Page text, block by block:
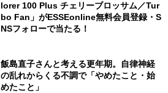
lorer 100 Plus チェリーブロッサム／Tur
bo Fan」がESSEonline無料会員登録・S
NSフォローで当たる！
飯島直子さんと考える更年期。自律神経
の乱れからくる不調で「やめたこと・始
めたこと」